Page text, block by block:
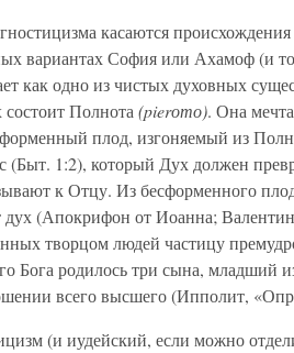
касаются
вариантах София или Ахамоф (и
как одно из чистых духовных
состоит Полнота (pierото). Она
плод, изгоняемый из
(Быт. 1:2), который Дух должен
к Отцу. Из бесформенного
дух (Апокрифон от Иоанна;
творцом людей частицу
Бога родилось три сына, младший
всего высшего (Ипполит,
(и иудейский, если можно